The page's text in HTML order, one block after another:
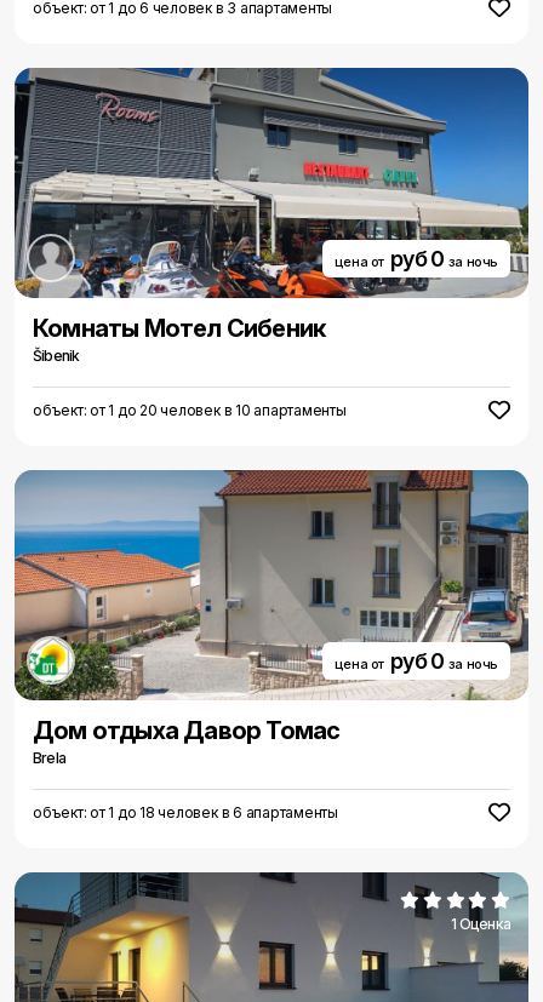
объект: от 1 до 6 человек в 3 апартаменты
цена от руб 0 за ночь
Комнаты Мотел Сибеник
Šibenik
объект: от 1 до 20 человек в 10 апартаменты
цена от руб 0 за ночь
Дом отдыха Давор Томас
Brela
объект: от 1 до 18 человек в 6 апартаменты
1 Оценка